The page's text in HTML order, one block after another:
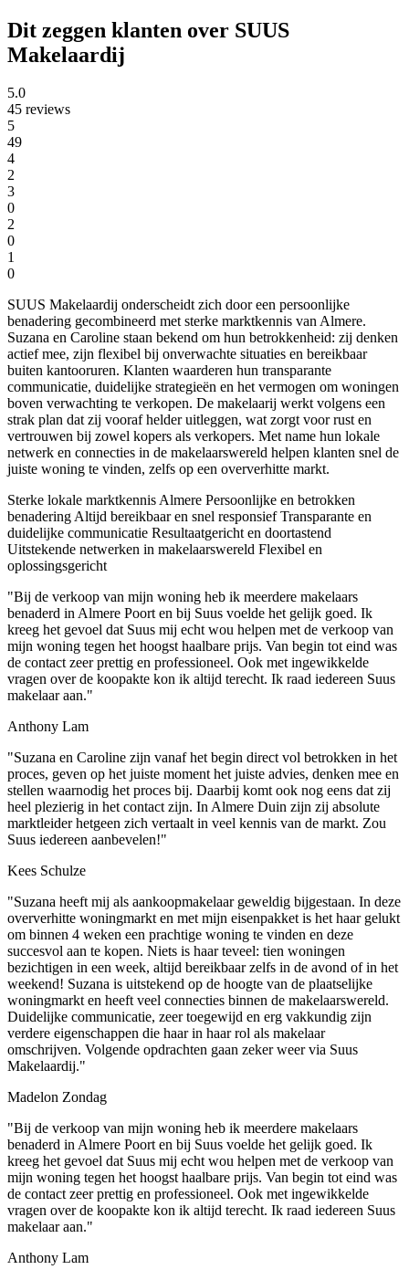
Dit zeggen klanten over SUUS
Makelaardij
5.0
45 reviews
5
49
4
2
3
0
2
0
1
0
SUUS Makelaardij onderscheidt zich door een persoonlijke
benadering gecombineerd met sterke marktkennis van Almere.
Suzana en Caroline staan bekend om hun betrokkenheid: zij denken
actief mee, zijn flexibel bij onverwachte situaties en bereikbaar
buiten kantooruren. Klanten waarderen hun transparante
communicatie, duidelijke strategieën en het vermogen om woningen
boven verwachting te verkopen. De makelaarij werkt volgens een
strak plan dat zij vooraf helder uitleggen, wat zorgt voor rust en
vertrouwen bij zowel kopers als verkopers. Met name hun lokale
netwerk en connecties in de makelaarswereld helpen klanten snel de
juiste woning te vinden, zelfs op een oververhitte markt.
Sterke lokale marktkennis Almere Persoonlijke en betrokken
benaderingAltijd bereikbaar en snel responsiefTransparante en
duidelijke communicatie Resultaatgericht en doortastend
Uitstekende netwerken in makelaarswereld Flexibel en
oplossingsgericht
"Bij de verkoop van mijn woning heb ik meerdere makelaars
benaderd in Almere Poort en bij Suus voelde het gelijk goed. Ik
kreeg het gevoel dat Suus mij echt wou helpen met de verkoop van
mijn woning tegen het hoogst haalbare prijs. Van begin tot eind was
de contact zeer prettig en professioneel. Ook met ingewikkelde
vragen over de koopakte kon ik altijd terecht. Ik raad iedereen Suus
makelaar aan."
Anthony Lam
"Suzana en Caroline zijn vanaf het begin direct vol betrokken in het
proces, geven op het juiste moment het juiste advies, denken mee en
stellen waarnodig het proces bij. Daarbij komt ook nog eens dat zij
heel plezierig in het contact zijn. In Almere Duin zijn zij absolute
marktleider hetgeen zich vertaalt in veel kennis van de markt. Zou
Suus iedereen aanbevelen!"
Kees Schulze
"Suzana heeft mij als aankoopmakelaar geweldig bijgestaan. In deze
oververhitte woningmarkt en met mijn eisenpakket is het haar gelukt
om binnen 4 weken een prachtige woning te vinden en deze
succesvol aan te kopen. Niets is haar teveel: tien woningen
bezichtigen in een week, altijd bereikbaar zelfs in de avond of in het
weekend! Suzana is uitstekend op de hoogte van de plaatselijke
woningmarkt en heeft veel connecties binnen de makelaarswereld.
Duidelijke communicatie, zeer toegewijd en erg vakkundig zijn
verdere eigenschappen die haar in haar rol als makelaar
omschrijven. Volgende opdrachten gaan zeker weer via Suus
Makelaardij."
Madelon Zondag
"Bij de verkoop van mijn woning heb ik meerdere makelaars
benaderd in Almere Poort en bij Suus voelde het gelijk goed. Ik
kreeg het gevoel dat Suus mij echt wou helpen met de verkoop van
mijn woning tegen het hoogst haalbare prijs. Van begin tot eind was
de contact zeer prettig en professioneel. Ook met ingewikkelde
vragen over de koopakte kon ik altijd terecht. Ik raad iedereen Suus
makelaar aan."
Anthony Lam